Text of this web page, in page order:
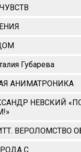
Губарева
АНИМАТРОНИКА
НЕВСКИЙ
ВЕРОЛОМСТВО
С